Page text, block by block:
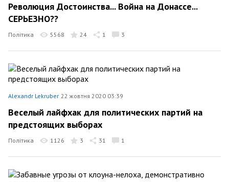
Революция Достоинства... Война на Донассе...
СЕРЬЕЗНО??
Політика 5568 24 1 3
Alexandr Lekruber 22 жовтня 2020 03:39
Веселый лайфхак для политических партий на
предстоящих выборах
Політика 1126 3 31 1